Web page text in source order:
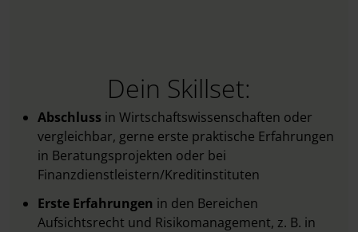
Dein Skillset:
Abschluss in Wirtschaftswissenschaften oder
vergleichbar, gerne erste praktische Erfahrungen
in Beratungsprojekten oder bei
Finanzdienstleistern/Kreditinstituten
Erste Erfahrungen in den Bereichen
Aufsichtsrecht und Risikomanagement, z. B. in